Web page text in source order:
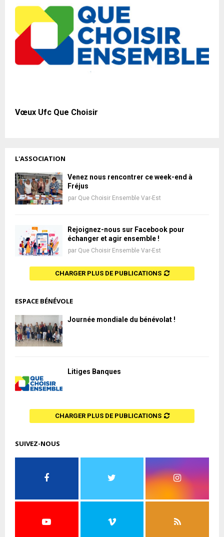
Vœux Ufc Que Choisir
L'ASSOCIATION
Venez nous rencontrer ce week-end à
Fréjus
par Que Choisir Ensemble Var-Est
Rejoignez-nous sur Facebook pour
échanger et agir ensemble !
par Que Choisir Ensemble Var-Est
CHARGER PLUS DE PUBLICATIONS
ESPACE BÉNÉVOLE
Journée mondiale du bénévolat !
Litiges Banques
CHARGER PLUS DE PUBLICATIONS
SUIVEZ-NOUS